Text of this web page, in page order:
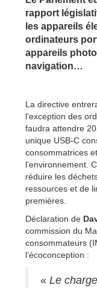
rapport
les appareils
ordinateurs
appareils
navigation…
La directive
l’exception des
faudra attendre
unique USB-C
consommatrices
l’environnement.
réduire les
ressources et de
premières.
Déclaration de
commission du
consommateurs
l’écoconception :
« Le